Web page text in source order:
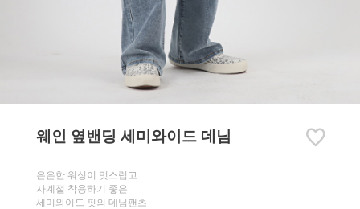
웨인 옆밴딩 세미와이드 데님
은은한 워싱이 멋스럽고
사계절 착용하기 좋은
세미와이드 핏의 데님팬츠